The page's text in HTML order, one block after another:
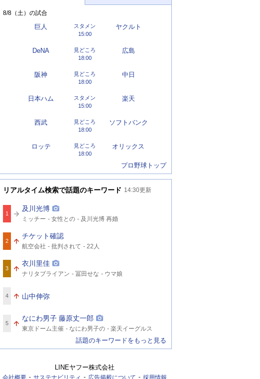
8/8（土） の試合
巨人 ヤクルト
15:00
スタメン
DeNA 広島
18:00
見どころ
阪神 中日
18:00
見どころ
日本ハム 楽天
15:00
スタメン
西武 ソフトバンク
18:00
見どころ
ロッテ オリックス
18:00
見どころ
プロ野球トップ
リアルタイム検索で話題のキーワード 14:30更新
1
及川光博
関
連
ー
ド
ミッチー 女性との 及川光博 再婚
2
チケット確認
関
連
ー
ド
航空会社 批判されて 22人
3
衣川里佳
関
連
ー
ド
ナリタブライアン 冨田せな ウマ娘
4 山中伸弥
5
なにわ男子 藤原丈一郎
関
連
東京ドーム主催 なにわ男子の 楽天イーグルス
話題のキーワードをもっと見る
LINEヤフー株式会社
会社概要 サステナビリティ 広告掲載について 採用情報